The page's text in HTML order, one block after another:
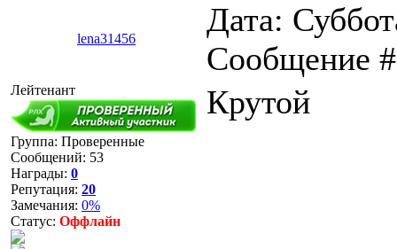
lena31456
Дата:
Сообщение
Лейтенант
Группа: Проверенные
Сообщений: 53
Награды: 0
Репутация: 20
Замечания: 0%
Статус: Оффлайн
Крутой